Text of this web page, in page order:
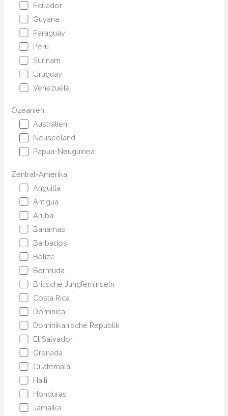
Ecuador
Guyana
Paraguay
Peru
Surinam
Uruguay
Venezuela
Ozeanien:
Australien
Neuseeland
Papua-Neuguinea
Zentral-Amerika:
Anguilla
Antigua
Aruba
Bahamas
Barbados
Belize
Bermuda
Britische Jungferninseln
Costa Rica
Dominica
Dominikanische Republik
El Salvador
Grenada
Guatemala
Haiti
Honduras
Jamaika